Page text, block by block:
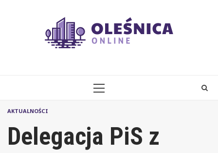
PRIMARY
AKTUALNOŚCI
Delegacja PiS z